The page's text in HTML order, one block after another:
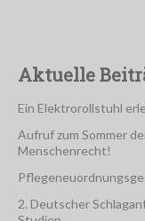
Aktuelle
Ein Elektrorollstuhl
Aufruf zum Sommer
Menschenrecht!
2. Deutscher